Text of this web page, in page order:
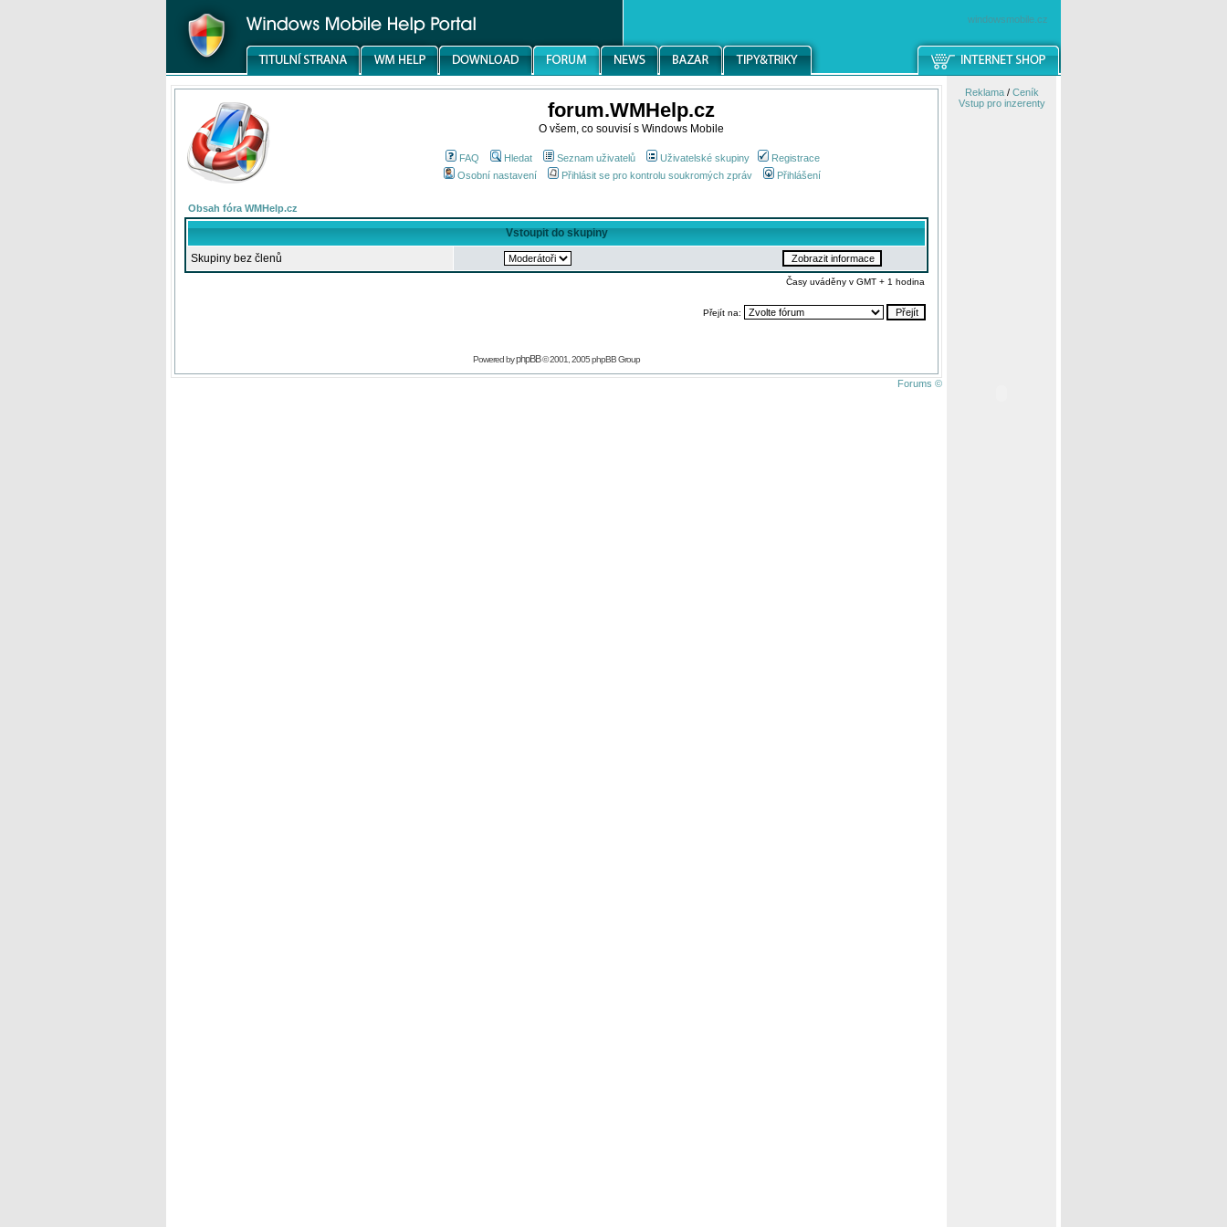
windowsmobile.cz
forum.WMHelp.cz
O všem, co souvisí s Windows Mobile
FAQ Hledat Seznam uživatelů Uživatelské skupiny
Registrace
Osobní nastavení
Přihlásit se pro kontrolu soukromých zpráv Přihlášení
Obsah fóra WMHelp.cz
Vstoupit do skupiny
Skupiny bez členů
Časy uváděny v GMT + 1 hodina
Přejít na:
Powered byphpBB© 2001, 2005 phpBB Group
Forums ©
Reklama/ Ceník
Vstup pro inzerenty